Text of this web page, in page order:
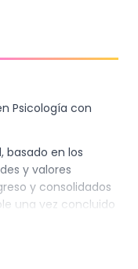
Psicología con
basado en los
y valores
y consolidados
una vez concluido